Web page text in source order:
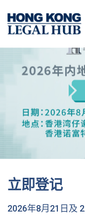
立即登记
2026年8月21日及